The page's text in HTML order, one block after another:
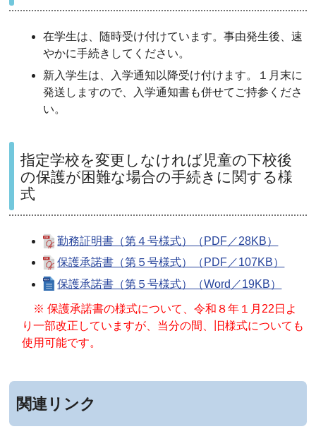
在学生は、随時受け付けています。事由発生後、速
やかに手続きしてください。
新入学生は、入学通知以降受け付けます。１月末に
発送しますので、入学通知書も併せてご持参くださ
い。
指定学校を変更しなければ児童の下校後
の保護が困難な場合の手続きに関する様
式
勤務証明書（第４号様式）（PDF／28KB）
保護承諾書（第５号様式）（PDF／107KB）
保護承諾書（第５号様式）（Word／19KB）
※ 保護承諾書の様式について、令和８年１月22日よ
り一部改正していますが、当分の間、旧様式についても
使用可能です。
関連リンク